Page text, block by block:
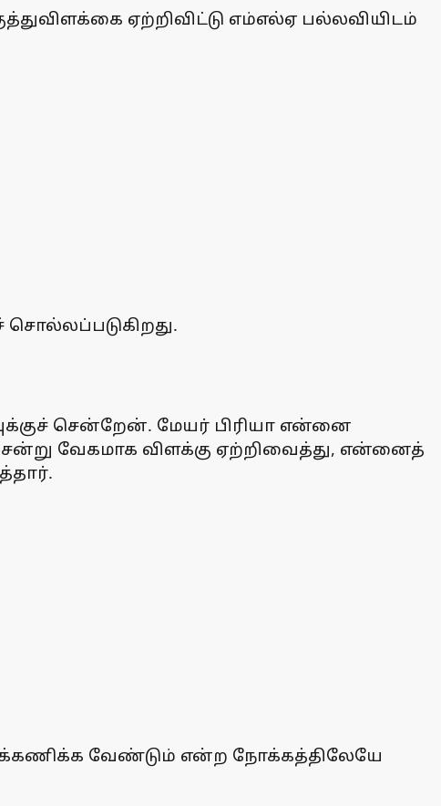
ஏற்றிவிட்டு எம்எல்ஏ பல்லவியிடம்
சொல்லப்படுகிறது.
சென்றேன். மேயர் பிரியா என்னை
வேகமாக விளக்கு ஏற்றிவைத்து, என்னைத்
வேண்டும் என்ற நோக்கத்திலேயே